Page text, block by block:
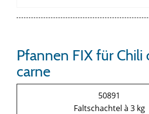
Pfannen FIX für Chili
carne
50891
Faltschachtel à 3 kg